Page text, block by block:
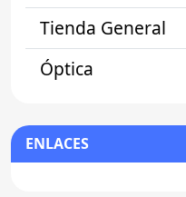
Tienda General
Óptica
ENLACES